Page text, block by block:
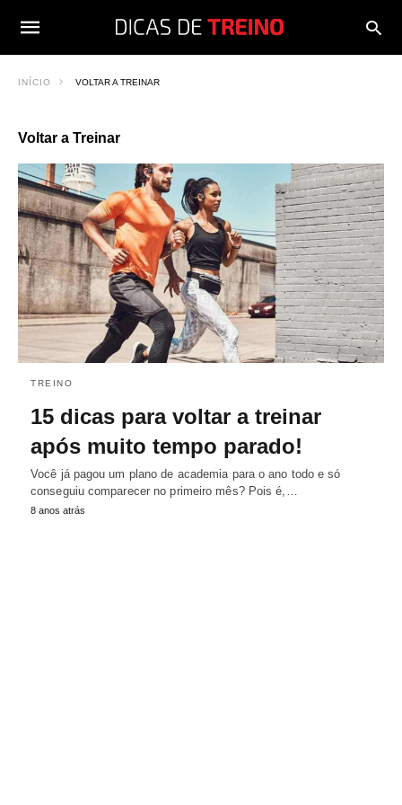
INÍCIO VOLTAR A TREINAR
Voltar a Treinar
TREINO
15 dicas para voltar a treinar
após muito tempo parado!
Você já pagou um plano de academia para o ano todo e só
conseguiu comparecer no primeiro mês? Pois é,…
8 anos atrás